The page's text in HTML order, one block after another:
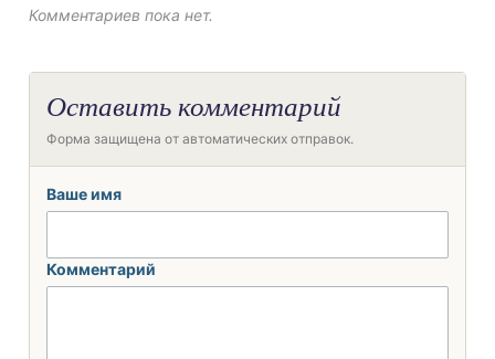
Комментариев пока нет.
Оставить комментарий
Форма защищена от автоматических отправок.
Ваше имя
Комментарий